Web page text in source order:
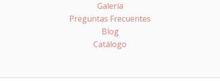
Galería
Preguntas Frecuentes
Blog
Catálogo